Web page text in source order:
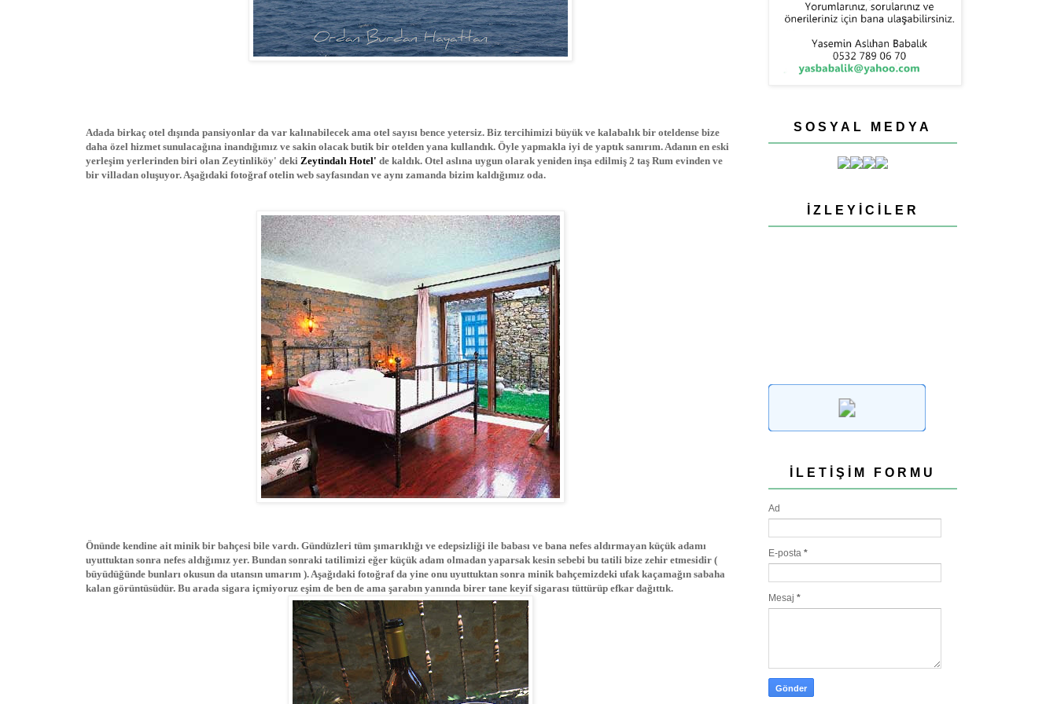
Adada birkaç otel dışında pansiyonlar da var kalınabilecek ama otel sayısı bence yetersiz. Biz tercihimizi büyük ve kalabalık bir oteldense bize
daha özel hizmet sunulacağına inandığımız ve sakin olacak butik bir otelden yana kullandık. Öyle yapmakla iyi de yaptık sanırım. Adanın en eski
yerleşim yerlerinden biri olan Zeytinliköy' deki Zeytindalı Hotel' de kaldık. Otel aslına uygun olarak yeniden inşa edilmiş 2 taş Rum evinden ve
bir villadan oluşuyor. Aşağıdaki fotoğraf otelin web sayfasından ve aynı zamanda bizim kaldığımız oda.
Önünde kendine ait minik bir bahçesi bile vardı. Gündüzleri tüm şımarıklığı ve edepsizliği ile babası ve bana nefes aldırmayan küçük adamı
uyuttuktan sonra nefes aldığımız yer. Bundan sonraki tatilimizi eğer küçük adam olmadan yaparsak kesin sebebi bu tatili bize zehir etmesidir (
büyüdüğünde bunları okusun da utansın umarım ). Aşağıdaki fotoğraf da yine onu uyuttuktan sonra minik bahçemizdeki ufak kaçamağın sabaha
kalan görüntüsüdür. Bu arada sigara içmiyoruz eşim de ben de ama şarabın yanında birer tane keyif sigarası tüttürüp efkar dağıttık.
SOSYAL MEDYA
İZLEYICILER
İLETIŞIM FORMU
Ad
E-posta *
Mesaj *